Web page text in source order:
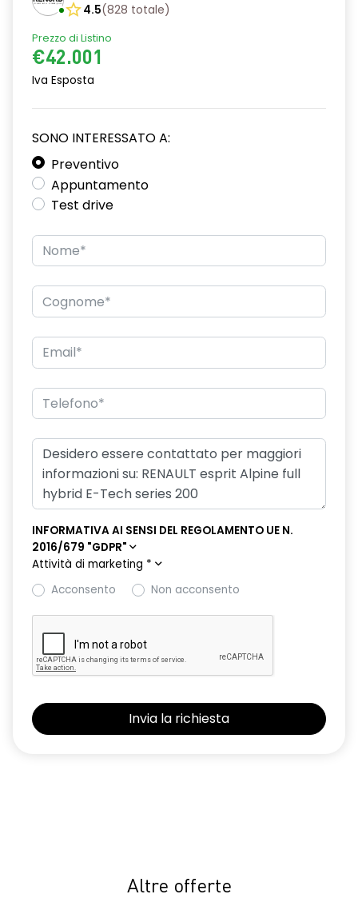
4.5(828 totale)
Prezzo di Listino
€42.001
Iva Esposta
SONO INTERESSATO A:
Preventivo
Appuntamento
Test drive
INFORMATIVA AI SENSI DEL REGOLAMENTO UE N.
2016/679 "GDPR"
Attività di marketing *
Acconsento
Non acconsento
Altre offerte